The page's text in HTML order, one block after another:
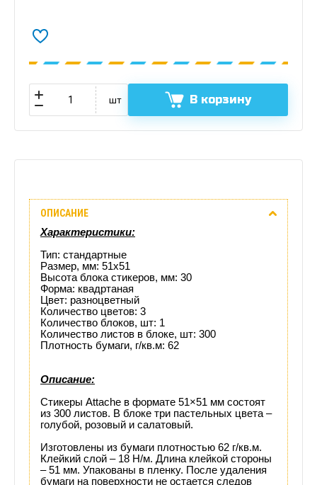
шт В корзину
Отзывы
(0)
Доставка
этого
товара
ОПИСАНИЕ
Характеристики:
Тип: стандартные
Размер, мм: 51х51
Высота блока стикеров, мм: 30
Форма: квадртаная
Цвет: разноцветный
Количество цветов: 3
Количество блоков, шт: 1
Количество листов в блоке, шт: 300
Плотность бумаги, г/кв.м: 62
Описание:
Стикеры Attache в формате 51×51 мм состоят
из 300 листов. В блоке три пастельных цвета –
голубой, розовый и салатовый.
Изготовлены из бумаги плотностью 62 г/кв.м.
Клейкий слой – 18 Н/м. Длина клейкой стороны
– 51 мм. Упакованы в пленку. После удаления
бумаги на поверхности не остается следов